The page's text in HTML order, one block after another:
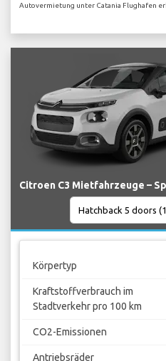
Autovermietung unter Catania Flughafen
Citroen C3 Mietfahrzeuge –
Körpertyp
Kraftstoffverbrauch im
Stadtverkehr pro 100 km
CO2-Emissionen
Antriebsräder